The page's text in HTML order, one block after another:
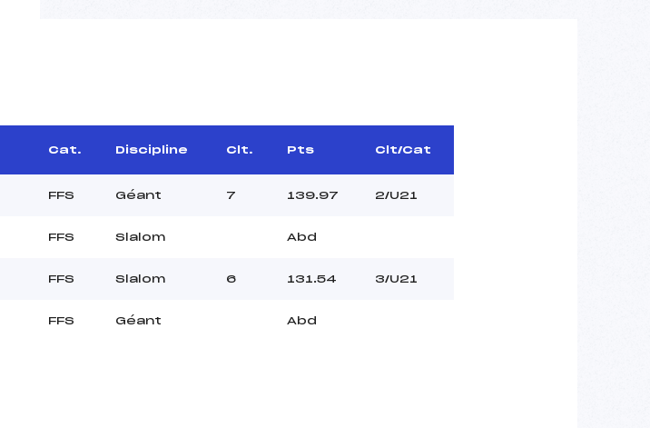
Cat. Discipline Clt. Pts Clt/Cat
FFS Géant 7 139.97 2/U21
FFS Slalom Abd
FFS Slalom 6 131.54 3/U21
FFS Géant Abd